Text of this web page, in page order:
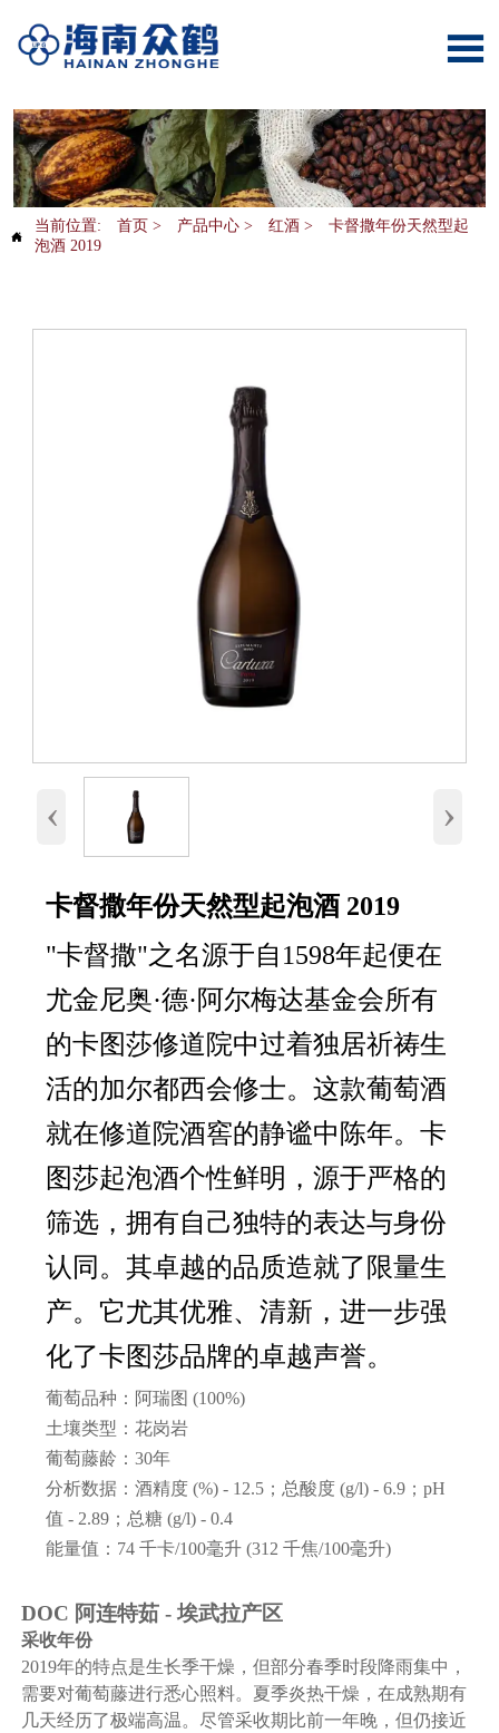


当前位置: 首页 > 产品中心> 红酒 >
卡督撒年份天然型起
泡酒 2019
‹ ›
卡督撒年份天然型起泡酒 2019
"卡督撒"之名源于自1598年起便在
尤金尼奥·德·阿尔梅达基金会所有
的卡图莎修道院中过着独居祈祷生
活的加尔都西会修士。这款葡萄酒
就在修道院酒窖的静谧中陈年。卡
图莎起泡酒个性鲜明，源于严格的
筛选，拥有自己独特的表达与身份
认同。其卓越的品质造就了限量生
产。它尤其优雅、清新，进一步强
化了卡图莎品牌的卓越声誉。
葡萄品种：阿瑞图 (100%)
土壤类型：花岗岩
葡萄藤龄：30年
分析数据：酒精度 (%) - 12.5；总酸度 (g/l) - 6.9；pH
值 - 2.89；总糖 (g/l) - 0.4
能量值：74 千卡/100毫升 (312 千焦/100毫升)
DOC 阿连特茹 - 埃武拉产区
采收年份
2019年的特点是生长季干燥，但部分春季时段降雨集中，
需要对葡萄藤进行悉心照料。夏季炎热干燥，在成熟期有
几天经历了极端高温。尽管采收期比前一年晚，但仍接近